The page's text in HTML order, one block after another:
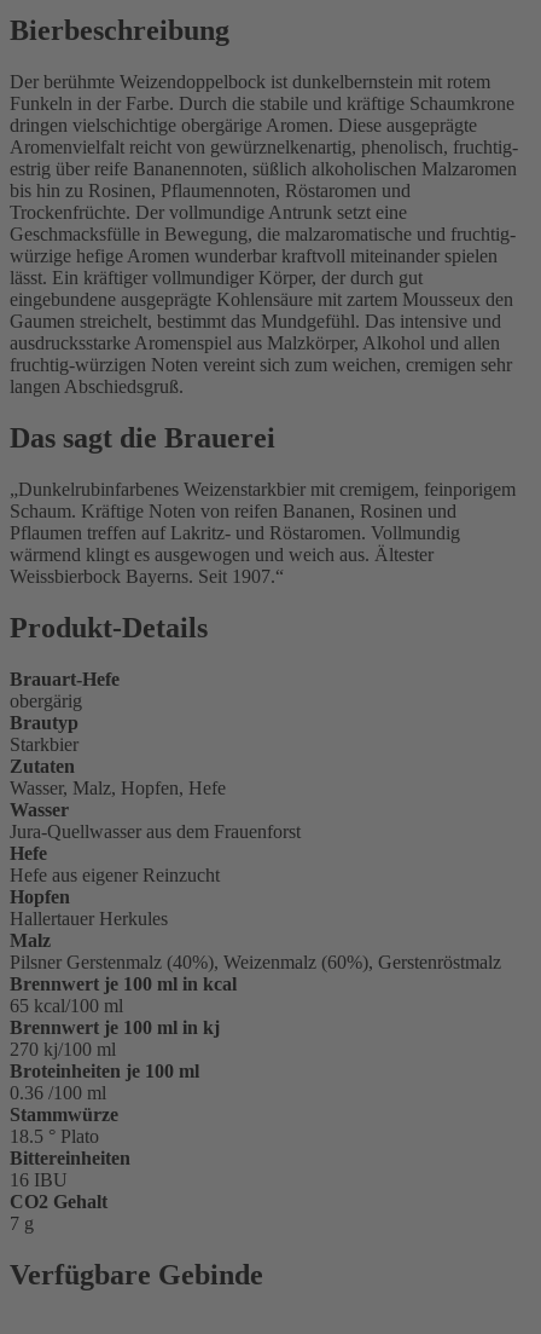
Bierbeschreibung
Der berühmte Weizendoppelbock ist dunkelbernstein mit rotem
Funkeln in der Farbe. Durch die stabile und kräftige Schaumkrone
dringen vielschichtige obergärige Aromen. Diese ausgeprägte
Aromenvielfalt reicht von gewürznelkenartig, phenolisch, fruchtig-
estrig über reife Bananennoten, süßlich alkoholischen Malzaromen
bis hin zu Rosinen, Pflaumennoten, Röstaromen und
Trockenfrüchte. Der vollmundige Antrunk setzt eine
Geschmacksfülle in Bewegung, die malzaromatische und fruchtig-
würzige hefige Aromen wunderbar kraftvoll miteinander spielen
lässt. Ein kräftiger vollmundiger Körper, der durch gut
eingebundene ausgeprägte Kohlensäure mit zartem Mousseux den
Gaumen streichelt, bestimmt das Mundgefühl. Das intensive und
ausdrucksstarke Aromenspiel aus Malzkörper, Alkohol und allen
fruchtig-würzigen Noten vereint sich zum weichen, cremigen sehr
langen Abschiedsgruß.
Das sagt die Brauerei
Dunkelrubinfarbenes Weizenstarkbier mit cremigem, feinporigem
Schaum. Kräftige Noten von reifen Bananen, Rosinen und
Pflaumen treffen auf Lakritz- und Röstaromen. Vollmundig
wärmend klingt es ausgewogen und weich aus. Ältester
Weissbierbock Bayerns. Seit 1907.
Produkt-Details
Brauart-Hefe
obergärig
Brautyp
Starkbier
Zutaten
Wasser, Malz, Hopfen, Hefe
Wasser
Jura-Quellwasser aus dem Frauenforst
Hefe
Hefe aus eigener Reinzucht
Hopfen
Hallertauer Herkules
Malz
Pilsner Gerstenmalz (40%), Weizenmalz (60%), Gerstenröstmalz
Brennwert je 100 ml in kcal
65 kcal/100 ml
Brennwert je 100 ml in kj
270 kj/100 ml
Broteinheiten je 100 ml
0.36 /100 ml
Stammwürze
18.5 ° Plato
Bittereinheiten
16 IBU
CO2 Gehalt
7 g
Verfügbare Gebinde